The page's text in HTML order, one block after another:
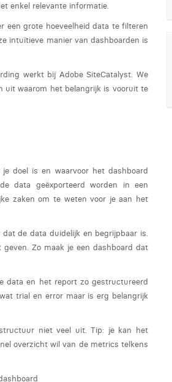
enkel relevante informatie.
een grote hoeveelheid data te filteren
intuïtieve manier van dashboarden is
werkt bij Adobe SiteCatalyst. We
uit waarom het belangrijk is vooruit te
doel is en waarvoor het dashboard
data geëxporteerd worden in een
zaken om te weten voor je aan het
de data duidelijk en begrijpbaar is.
Zo maak je een dashboard dat
data en het report zo gestructureerd
trial en error maar is erg belangrijk
niet veel uit. Tip: je kan het
overzicht wil van de metrics telkens